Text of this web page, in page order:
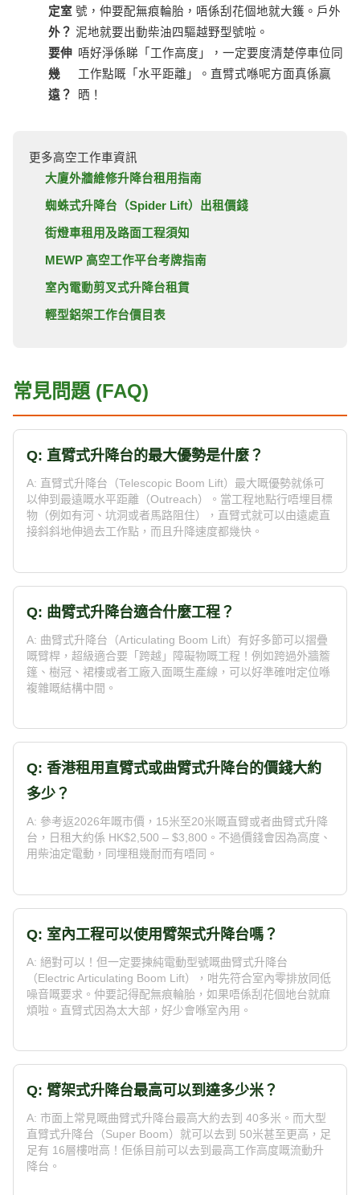
定室
外？
號，仲要配無痕輪胎，唔係刮花個地就大鑊。戶外
泥地就要出動柴油四驅越野型號啦。
要伸
幾
遠？
唔好淨係睇「工作高度」，一定要度清楚停車位同
工作點嘅「水平距離」。直臂式喺呢方面真係贏
晒！
更多高空工作車資訊
大廈外牆維修升降台租用指南
蜘蛛式升降台（Spider Lift）出租價錢
街燈車租用及路面工程須知
MEWP 高空工作平台考牌指南
室內電動剪叉式升降台租賃
輕型鋁架工作台價目表
常見問題 (FAQ)
Q: 直臂式升降台的最大優勢是什麼？
A: 直臂式升降台（Telescopic Boom Lift）最大嘅優勢就係可
以伸到最遠嘅水平距離（Outreach）。當工程地點行唔埋目標
物（例如有河、坑洞或者馬路阻住），直臂式就可以由遠處直
接斜斜地伸過去工作點，而且升降速度都幾快。
Q: 曲臂式升降台適合什麼工程？
A: 曲臂式升降台（Articulating Boom Lift）有好多節可以摺疊
嘅臂桿，超級適合要「跨越」障礙物嘅工程！例如跨過外牆簷
篷、樹冠、裙樓或者工廠入面嘅生產線，可以好準確咁定位喺
複雜嘅結構中間。
Q: 香港租用直臂式或曲臂式升降台的價錢大約
多少？
A: 參考返2026年嘅市價，15米至20米嘅直臂或者曲臂式升降
台，日租大約係 HK$2,500 – $3,800。不過價錢會因為高度、
用柴油定電動，同埋租幾耐而有唔同。
Q: 室內工程可以使用臂架式升降台嗎？
A: 絕對可以！但一定要揀純電動型號嘅曲臂式升降台
（Electric Articulating Boom Lift），咁先符合室內零排放同低
噪音嘅要求。仲要記得配無痕輪胎，如果唔係刮花個地台就麻
煩啦。直臂式因為太大部，好少會喺室內用。
Q: 臂架式升降台最高可以到達多少米？
A: 市面上常見嘅曲臂式升降台最高大約去到 40多米。而大型
直臂式升降台（Super Boom）就可以去到 50米甚至更高，足
足有 16層樓咁高！佢係目前可以去到最高工作高度嘅流動升
降台。